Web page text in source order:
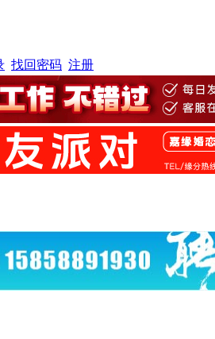
找回密码 注册